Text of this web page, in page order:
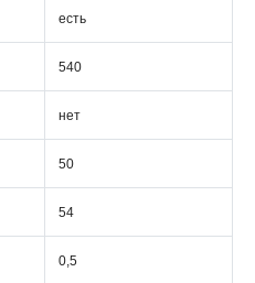
есть
540
нет
50
54
0,5